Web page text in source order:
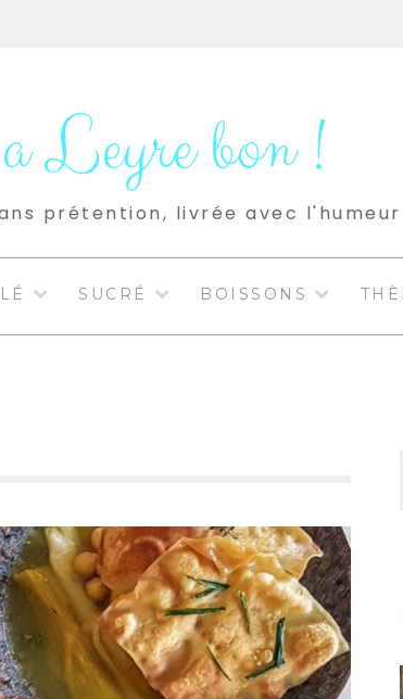
Leyre bon !
prétention, livrée avec
SUCRÉ BOISSONS